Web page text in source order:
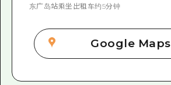
东广岛站乘坐出租车约5分钟
Google Maps